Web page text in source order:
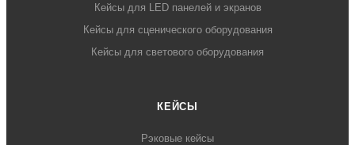
Кейсы для LED панелей и экранов
Кейсы для сценического оборудования
Кейсы для светового оборудования
КЕЙСЫ
Рэковые кейсы